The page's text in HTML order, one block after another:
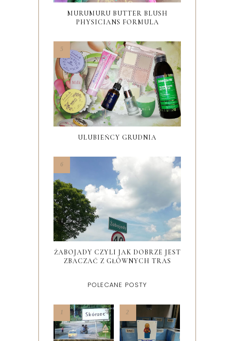
MURUMURU BUTTER BLUSH
PHYSICIANS FORMULA
ULUBIEŃCY GRUDNIA
ŻABOJADY CZYLI JAK DOBRZE JEST
ZBACZAĆ Z GŁÓWNYCH TRAS
POLECANE POSTY